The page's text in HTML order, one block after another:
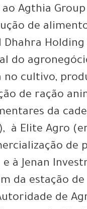
Agthia
de
Dhahra Holding
do
no cultivo,
de ração
da
à Elite Agro
de
à Jenan
da estação
de